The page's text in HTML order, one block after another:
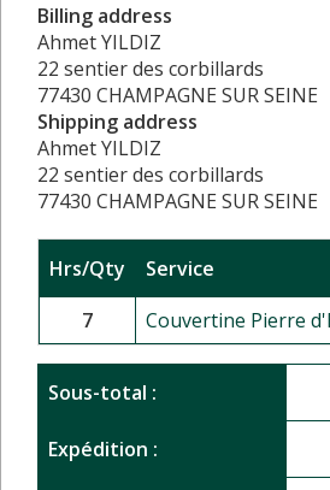
Billing address
Ahmet YILDIZ
22 sentier des corbillards
77430 CHAMPAGNE SUR SEINE
Shipping address
Ahmet YILDIZ
22 sentier des corbillards
77430 CHAMPAGNE SUR SEINE
Hrs/Qty
Service
7
Couvertine Pierre
Sous-total :
Expédition :